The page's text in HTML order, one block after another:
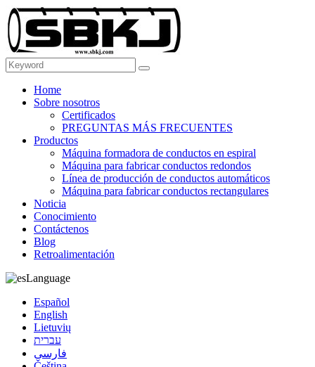
Home
Sobre nosotros
Certificados
PREGUNTAS MÁS FRECUENTES
Productos
Máquina formadora de conductos en espiral
Máquina para fabricar conductos redondos
Línea de producción de conductos automáticos
Máquina para fabricar conductos rectangulares
Noticia
Conocimiento
Contáctenos
Blog
Retroalimentación
Language
Español
English
Lietuvių
עברית
فارسی